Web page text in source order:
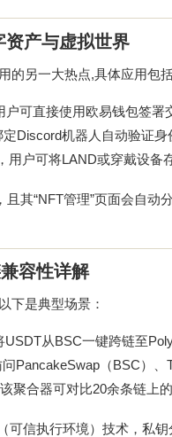
资产与虚拟世界
的另一大热点,具体应用包括
户可直接使用欧易钱包签署
Discord机器人自动验证身
用户可将LAND或穿戴设
且其“NFT管理”页面会自
容性详解
下是典型场景：
从BSC一键跨链至
PancakeSwap（BSC）
聚合器可对比20余条链上
可信执行环境）技术，私